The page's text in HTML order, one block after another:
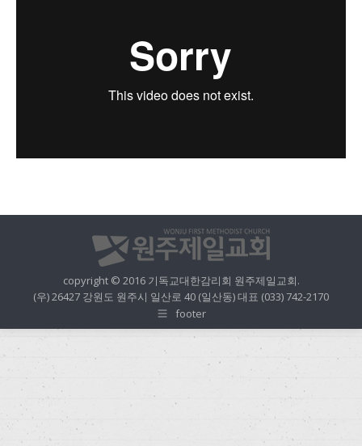
copyright © 2016 기독교대한감리회 원주제일교회.
(우) 26427 강원도 원주시 일산로 40 (일산동) 대표 (033) 742-2170
footer